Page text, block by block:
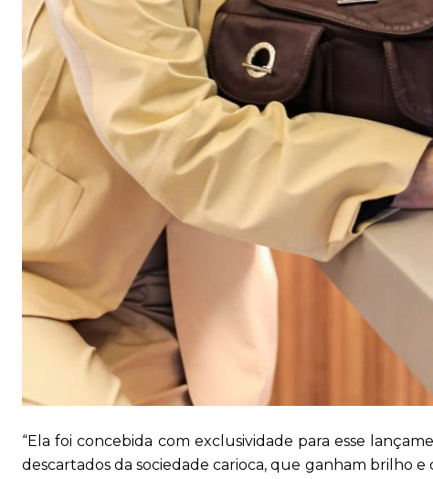
“Ela foi concebida com exclusividade para esse
descartados da sociedade carioca, que ganham brilho